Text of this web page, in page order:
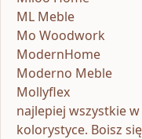
ML Meble
Mo Woodwork
ModernHome
Moderno Meble
Mollyflex
najlepiej wszystkie
kolorystyce. Boisz się